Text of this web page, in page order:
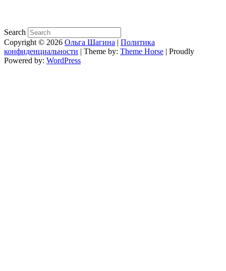
Search
Copyright © 2026 Ольга Шагина | Политика
конфиденциальности | Theme by: Theme Horse | Proudly
Powered by: WordPress